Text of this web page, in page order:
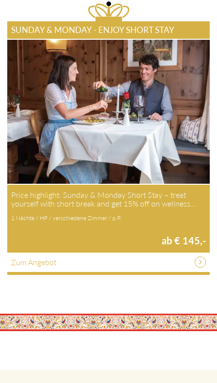
SUNDAY & MONDAY - ENJOY SHORT STAY
Price highlight: Sunday & Monday Short Stay – treat
yourself with short break and get 15% off on wellness…
1 Nächte / HP / verschiedene Zimmer / p.P.
ab € 145,-
Zum Angebot